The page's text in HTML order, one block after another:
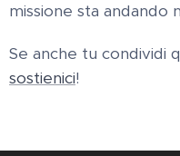
missione sta andando
Se anche tu condividi
sostienici!